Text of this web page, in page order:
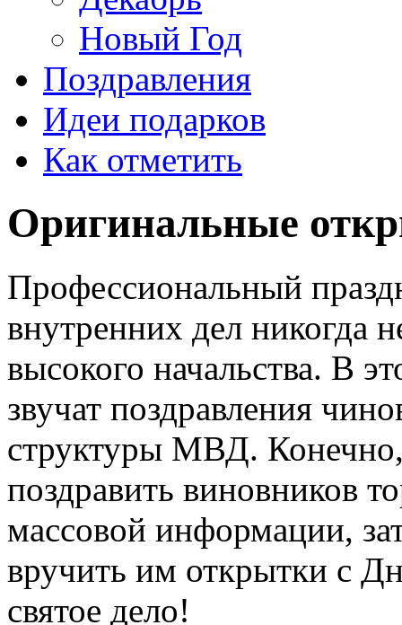
Новый Год
Поздравления
Идеи подарков
Как отметить
Оригинальные
Профессиональный
внутренних дел никогда
высокого начальства. В
звучат поздравления
структуры МВД.
поздравить виновников
массовой информации,
вручить им открытки с
святое дело!